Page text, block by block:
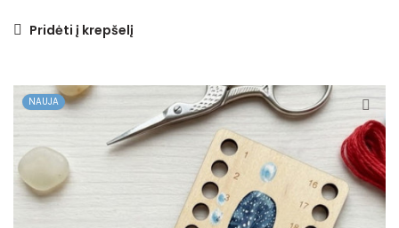
Pridėti į krepšelį
NAUJA